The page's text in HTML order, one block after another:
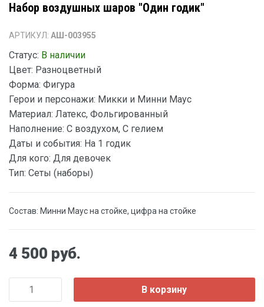
Набор воздушных шаров "Один годик"
АРТИКУЛ: АШ-003955
Статус: В наличии
Цвет: Разноцветный
Форма: Фигура
Герои и персонажи: Микки и Минни Маус
Материал: Латекс, Фольгированный
Наполнение: С воздухом, С гелием
Даты и события: На 1 годик
Для кого: Для девочек
Тип: Сеты (наборы)
Состав: Минни Маус на стойке, цифра на стойке
4 500 руб.
В корзину